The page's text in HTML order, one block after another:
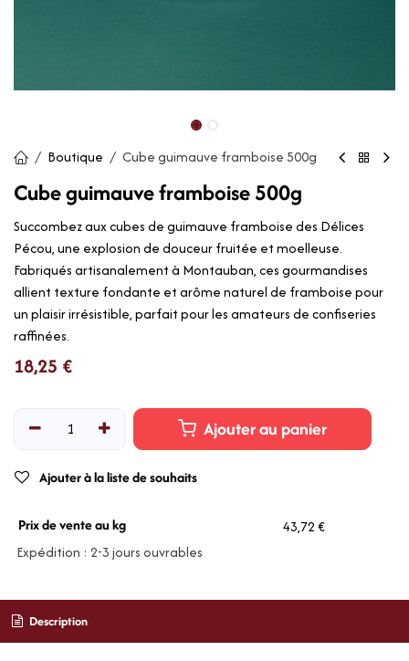
Boutique Cube guimauve framboise 500g
Cube guimauve framboise 500g
Succombez aux cubes de guimauve framboise des Délices
Pécou, une explosion de douceur fruitée et moelleuse.
Fabriqués artisanalement à Montauban, ces gourmandises
allient texture fondante et arôme naturel de framboise pour
un plaisir irrésistible, parfait pour les amateurs de confiseries
raffinées.
18,25 €
Ajouter au panier
Ajouter à la liste de souhaits
Prix de vente au kg
43,72 €
Expédition : 2-3 jours ouvrables
Description